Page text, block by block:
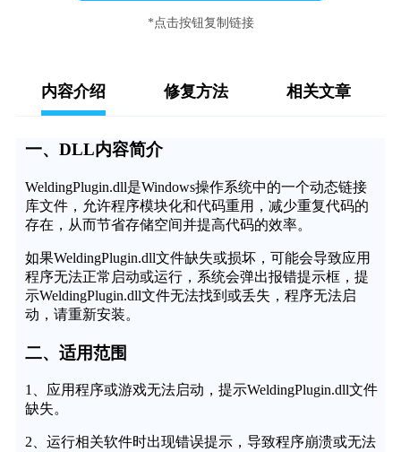
*点击按钮复制链接
内容介绍 修复方法 相关文章
一、DLL内容简介
WeldingPlugin.dll是Windows操作系统中的一个动态链接
库文件，允许程序模块化和代码重用，减少重复代码的
存在，从而节省存储空间并提高代码的效率。
如果WeldingPlugin.dll文件缺失或损坏，可能会导致应用
程序无法正常启动或运行，系统会弹出报错提示框，提
示WeldingPlugin.dll文件无法找到或丢失，程序无法启
动，请重新安装。
二、适用范围
1、应用程序或游戏无法启动，提示WeldingPlugin.dll文件
缺失。
2、运行相关软件时出现错误提示，导致程序崩溃或无法